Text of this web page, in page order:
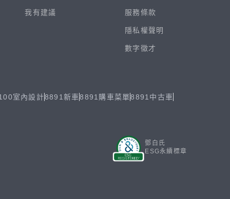
我有建議 服務條款
隱私權聲明
數字徵才
室內設計8891新車 8891購車菜單 8891中古車
鄧白氏
ESG永續標章